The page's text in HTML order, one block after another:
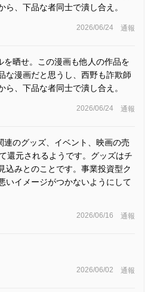
ら、下品な者同士で潰し合え。
2026/06/24 通報
を晒せ。この漫画も他人の作品を
な漫画だと思うし、西野も詐欺師
ら、下品な者同士で潰し合え。
2026/06/24 通報
連のグッズ、イベント、映画の売
還元されるようです。グッズはチ
込みとのことです。事業投資型ク
いイメージがつかないようにして
2026/06/16 通報
2026/06/02 通報